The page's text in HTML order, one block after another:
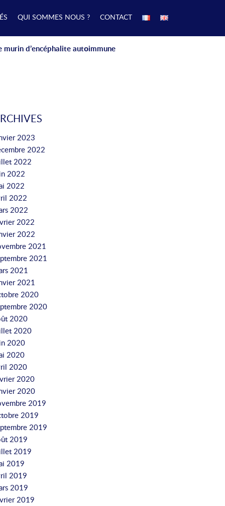
QUI SOMMES NOUS ? CONTACT
d’encéphalite autοimmune
2023
2022
2022
2022
2022
2022
2022
2022
2022
2021
2021
2021
2021
2020
2020
2020
2020
2020
2020
2020
2020
2020
2019
2019
2019
2019
2019
2019
2019
2019
2019